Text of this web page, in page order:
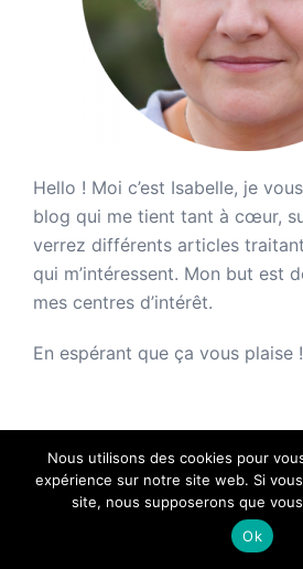
Hello ! Moi c’est Isabelle, je
blog qui me tient tant à cœur,
verrez différents articles
qui m’intéressent. Mon but est
mes centres d’intérêt.
En espérant que ça vous plaise !
Nous utilisons des cookies pour
expérience sur notre site web. Si
site, nous supposerons que
Ok